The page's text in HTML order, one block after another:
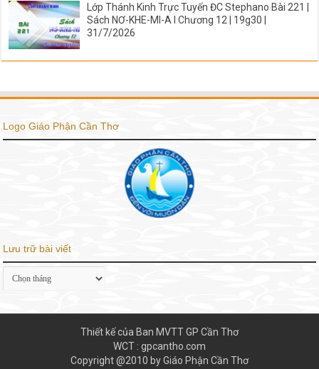
Lớp Thánh Kinh Trực Tuyến ĐC Stephano Bài 221 |
Sách NƠ-KHE-MI-A I Chương 12 | 19g30 |
31/7/2026
Logo Giáo Phận Cần Thơ
Lưu trữ bài viết
Lưu
trữ
Thiết kế của Ban MVTT GP Cần Thơ
WCT : gpcantho.com
Copyright @2010 by Giáo Phận Cần Thơ